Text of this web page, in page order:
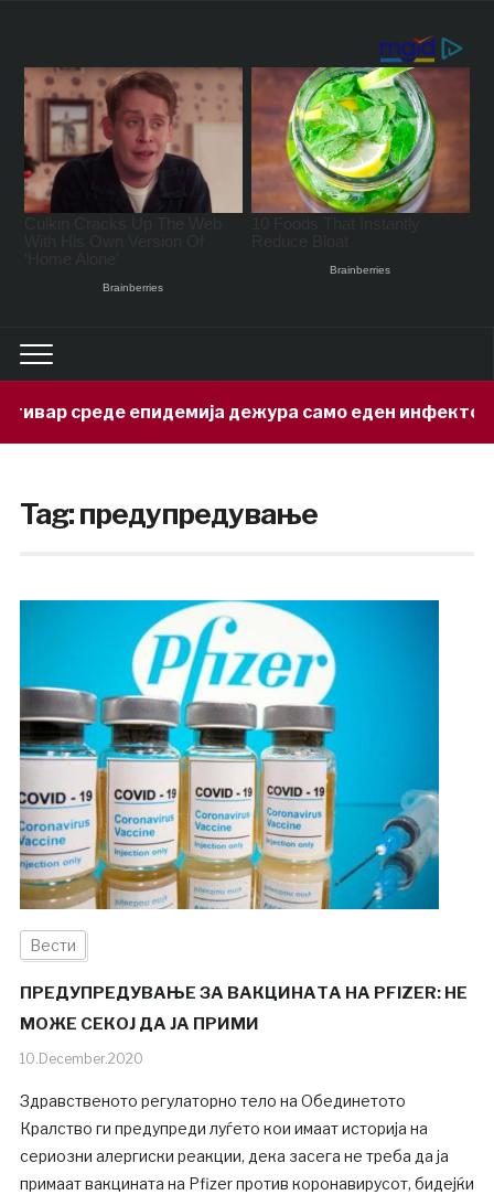
среде епидемија дежура само еден инфектолог
Tag:предупредување
Вести
ПРЕДУПРЕДУВАЊЕ ЗА ВАКЦИНАТА НА PFIZER: НЕ
МОЖЕ СЕКОЈ ДА ЈА ПРИМИ
10.December.2020
Здравственото регулаторно тело на Обединетото
Кралство ги предупреди луѓето кои имаат историја на
сериозни алергиски реакции, дека засега не треба да ja
примаат вакцината на Pfizer против коронавирусот, бидејќи